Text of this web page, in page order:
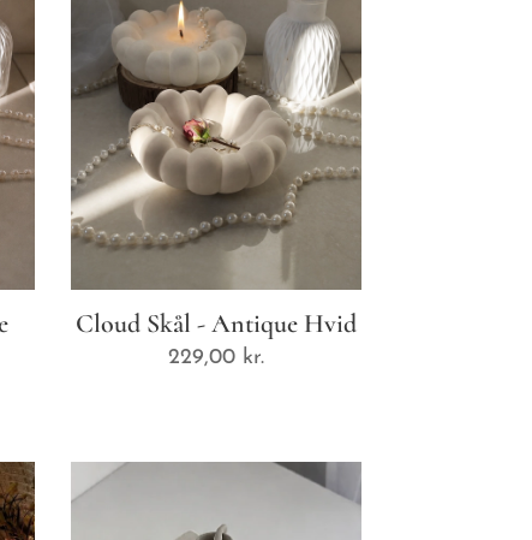
Cloud Skål - Antique Hvid
229,00kr.